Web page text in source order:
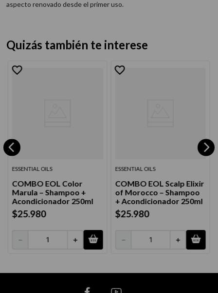
aspecto renovado desde el primer uso.
Quizás también te interese
ESSENTIAL OILS
COMBO EOL Color
Marula – Shampoo +
Acondicionador 250ml
$25.980
＋
－
ESSENTIAL OILS
COMBO EOL Scalp Elixir
of Morocco – Shampoo
+ Acondicionador 250ml
$25.980
＋
－